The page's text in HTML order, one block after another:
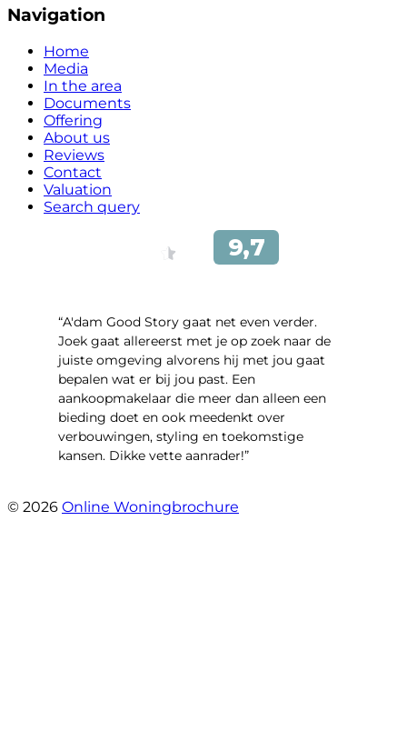
Navigation
Home
Media
In the area
Documents
Offering
About us
Reviews
Contact
Valuation
Search query
“A'dam Good Story gaat net even verder.
Joek gaat allereerst met je op zoek naar de
juiste omgeving alvorens hij met jou gaat
bepalen wat er bij jou past. Een
aankoopmakelaar die meer dan alleen een
bieding doet en ook meedenkt over
verbouwingen, styling en toekomstige
kansen. Dikke vette aanrader!”
© 2026 Online Woningbrochure